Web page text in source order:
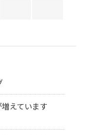
えています